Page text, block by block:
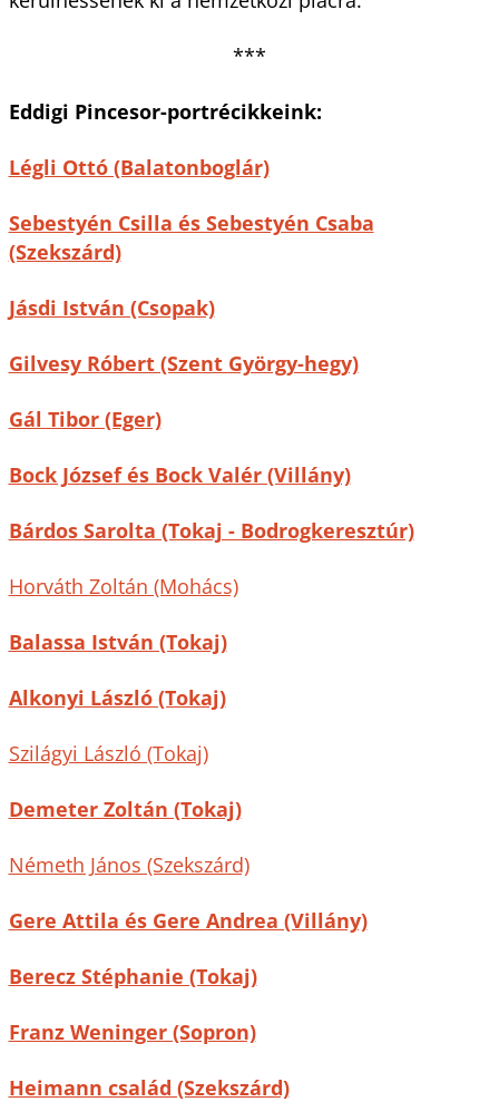
***
Eddigi Pincesor-portrécikkeink:
Légli Ottó (Balatonboglár)
Sebestyén Csilla és Sebestyén Csaba
(Szekszárd)
Jásdi István (Csopak)
Gilvesy Róbert (Szent György-hegy)
Gál Tibor (Eger)
Bock József és Bock Valér (Villány)
Bárdos Sarolta (Tokaj - Bodrogkeresztúr)
Horváth Zoltán (Mohács)
Balassa István (Tokaj)
Alkonyi László (Tokaj)
Szilágyi László (Tokaj)
Demeter Zoltán (Tokaj)
Németh János (Szekszárd)
Gere Attila és Gere Andrea (Villány)
Berecz Stéphanie (Tokaj)
Franz Weninger (Sopron)
Heimann család (Szekszárd)